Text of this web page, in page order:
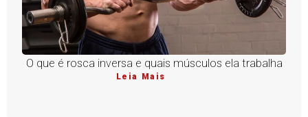
O que é rosca inversa e quais músculos ela trabalha
Leia Mais